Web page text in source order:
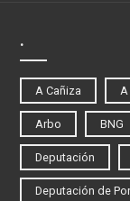
.
A Cañiza A
Arbo BNG
Deputación
Deputación de